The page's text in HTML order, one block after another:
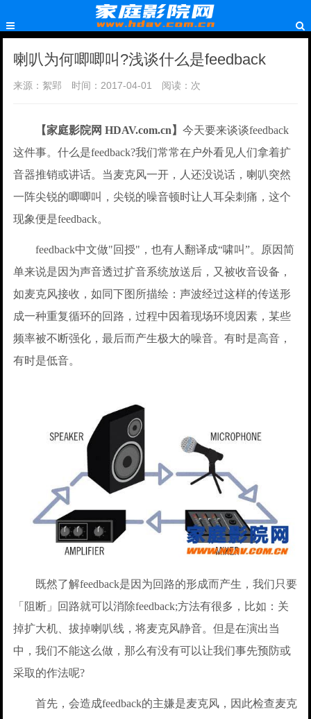
喇叭为何唧唧叫?浅谈什么是feedback
来源：絮郢 时间：2017-04-01 阅读： 次
【家庭影院网 HDAV.com.cn】今天要来谈谈feedback
这件事。什么是feedback?我们常常在户外看见人们拿着扩
音器推销或讲话。当麦克风一开，人还没说话，喇叭突然
一阵尖锐的唧唧叫，尖锐的噪音顿时让人耳朵刺痛，这个
现象便是feedback。
feedback中文做"回授"，也有人翻译成“啸叫”。原因简
单来说是因为声音透过扩音系统放送后，又被收音设备，
如麦克风接收，如同下图所描绘：声波经过这样的传送形
成一种重复循环的回路，过程中因着现场环境因素，某些
频率被不断强化，最后而产生极大的噪音。有时是高音，
有时是低音。
既然了解feedback是因为回路的形成而产生，我们只要
「阻断」回路就可以消除feedback;方法有很多，比如：关
掉扩大机、拔掉喇叭线，将麦克风静音。但是在演出当
中，我们不能这么做，那么有没有可以让我们事先预防或
采取的作法呢?
首先，会造成feedback的主嫌是麦克风，因此检查麦克